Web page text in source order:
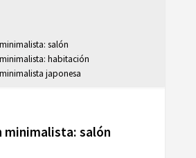
salón
habitación
japonesa
minimalista: salón